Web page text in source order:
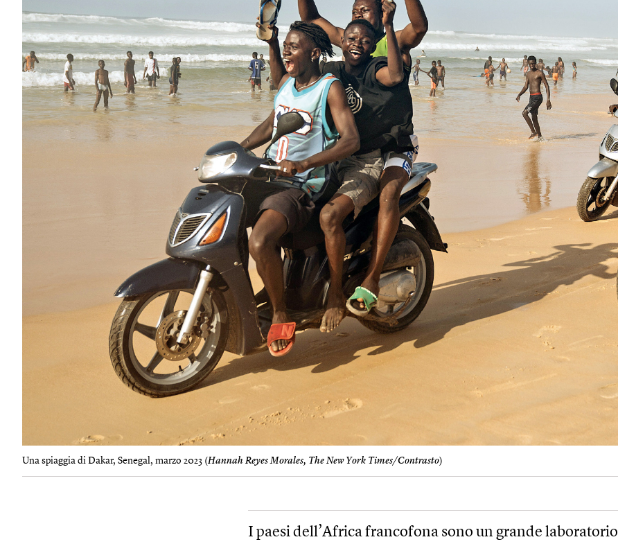
Una spiaggia di Dakar, Senegal, marzo 2023 (Hannah Reyes Morales, The New York Times/Contrasto)
I paesi dell’Africa francofona sono un grande laboratorio